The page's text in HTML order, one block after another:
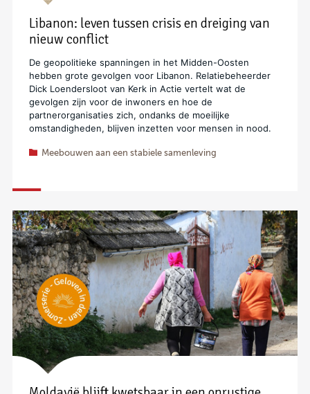
Libanon: leven tussen crisis en dreiging van
nieuw conflict
De geopolitieke spanningen in het Midden-Oosten
hebben grote gevolgen voor Libanon. Relatiebeheerder
Dick Loendersloot van Kerk in Actie vertelt wat de
gevolgen zijn voor de inwoners en hoe de
partnerorganisaties zich, ondanks de moeilijke
omstandigheden, blijven inzetten voor mensen in nood.
Meebouwen aan een stabiele samenleving